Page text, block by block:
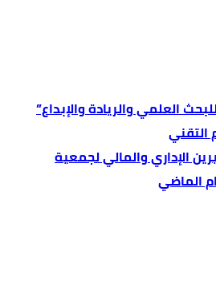
العلمي والريادة والإبداع”
التقني
الإداري والمالي لجمعية
الماضي